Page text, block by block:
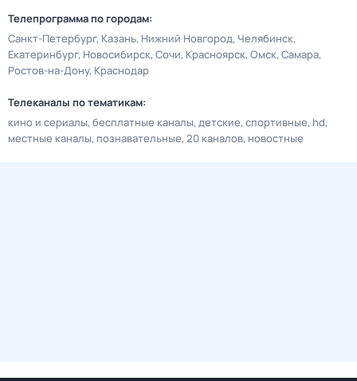
Телепрограмма по городам:
Санкт-Петербург Казань Нижний Новгород Челябинск
Екатеринбург Новосибирск Сочи Красноярск Омск Самара
Ростов-на-Дону Краснодар
Телеканалы по тематикам:
кино и сериалы бесплатные каналы детские спортивные hd
местные каналы познавательные 20 каналов новостные